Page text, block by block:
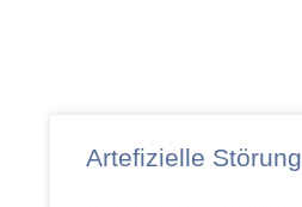
Artefizielle Störung